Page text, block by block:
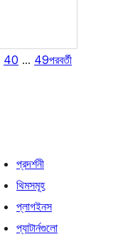
40 … 49পরবর্তী
প্রদর্শনী
থিমসমূহ
প্লাগইনস
প্যাটার্নগুলো